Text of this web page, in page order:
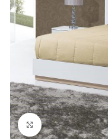
Ver Imagem